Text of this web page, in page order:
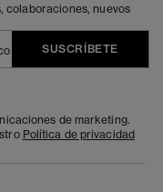
colaboraciones, nuevos
SUSCRÍBETE
de marketing.
Política de privacidad